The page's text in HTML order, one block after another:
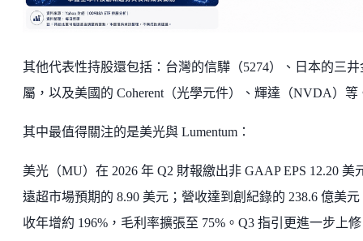
其他代表性持股還包括：台灣的信驊（5274）、日本的三井
屬，以及美國的 Coherent（光學元件）、輝達（NVDA）等
其中最值得關注的是美光與 Lumentum：
美光（MU）在 2026 年 Q2 財報繳出非 GAAP EPS 12.20 美
遠超市場預期的 8.90 美元；營收達到創紀錄的 238.6 億美元
收年增約 196%，毛利率擴張至 75%。Q3 指引更進一步上